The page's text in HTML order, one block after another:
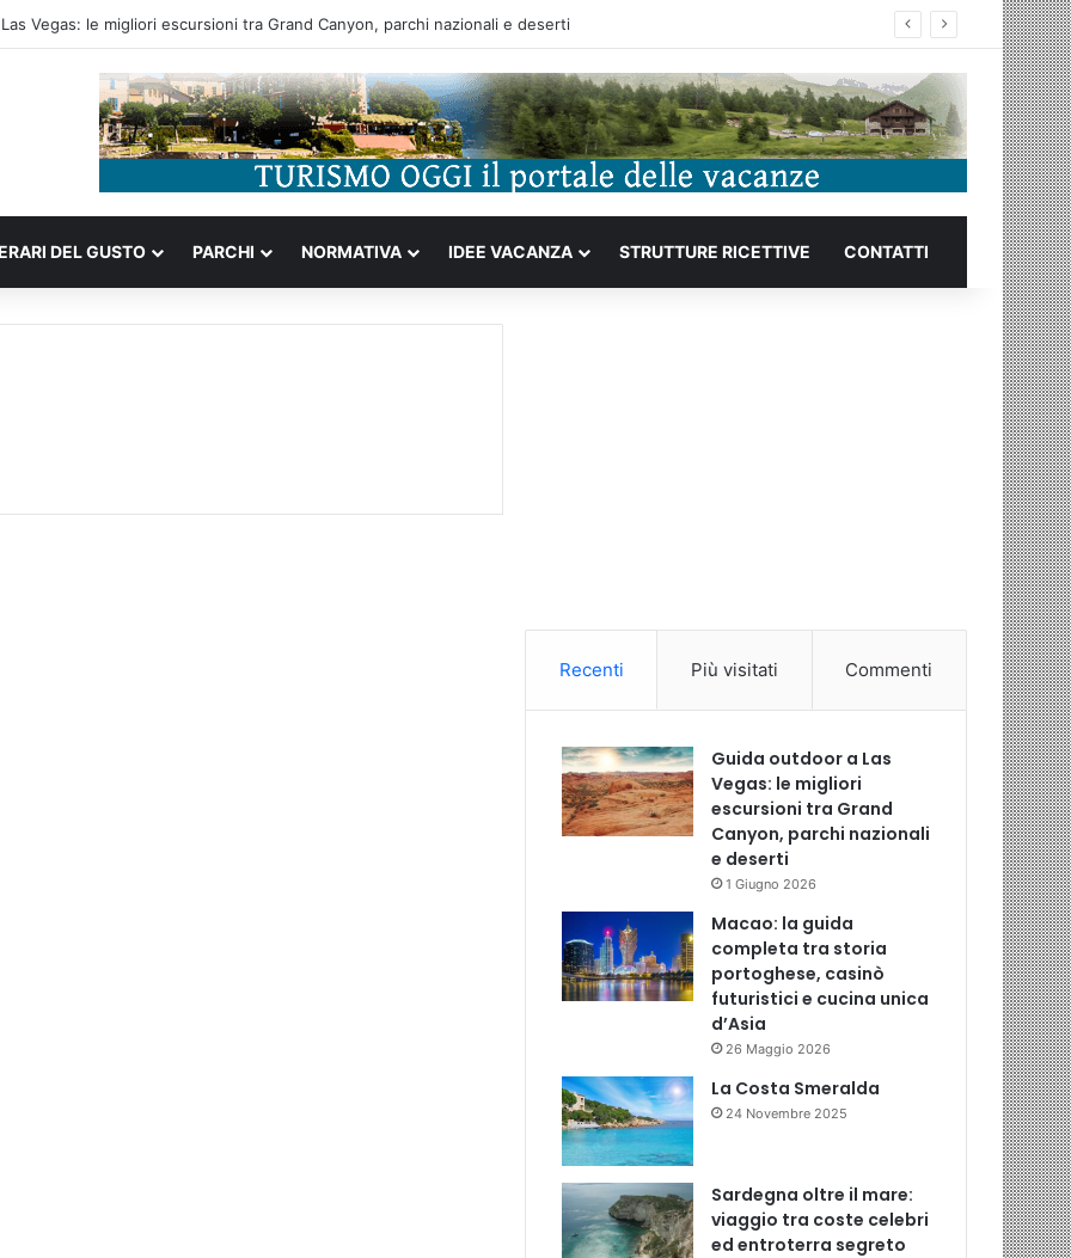
tra storia portoghese, casinò futuristici e cucina unica d’Asia
DEL GUSTO PARCHI NORMATIVA IDEE VACANZA STRUTTURE RICETTIVE CONTATTI
Recenti Più visitati Commenti
Guida outdoor a Las
Vegas: le migliori
escursioni tra Grand
Canyon, parchi nazionali
e deserti
1 Giugno 2026
Macao: la guida
completa tra storia
portoghese, casinò
futuristici e cucina unica
d’Asia
26 Maggio 2026
La Costa Smeralda
24 Novembre 2025
Sardegna oltre il mare:
viaggio tra coste celebri
ed entroterra segreto